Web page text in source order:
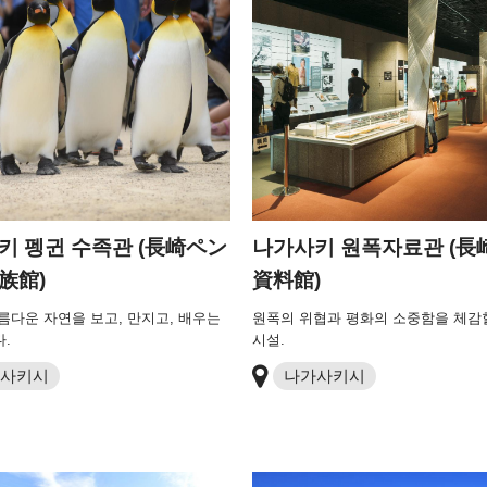
펭귄 수족관 (長崎ペン
館)
다운 자연을 보고, 만지고, 배우는
.
키시
나가사키 원폭자료관 (長
資料館)
원폭의 위협과 평화의 소중함을 체감
시설.
나가사키시